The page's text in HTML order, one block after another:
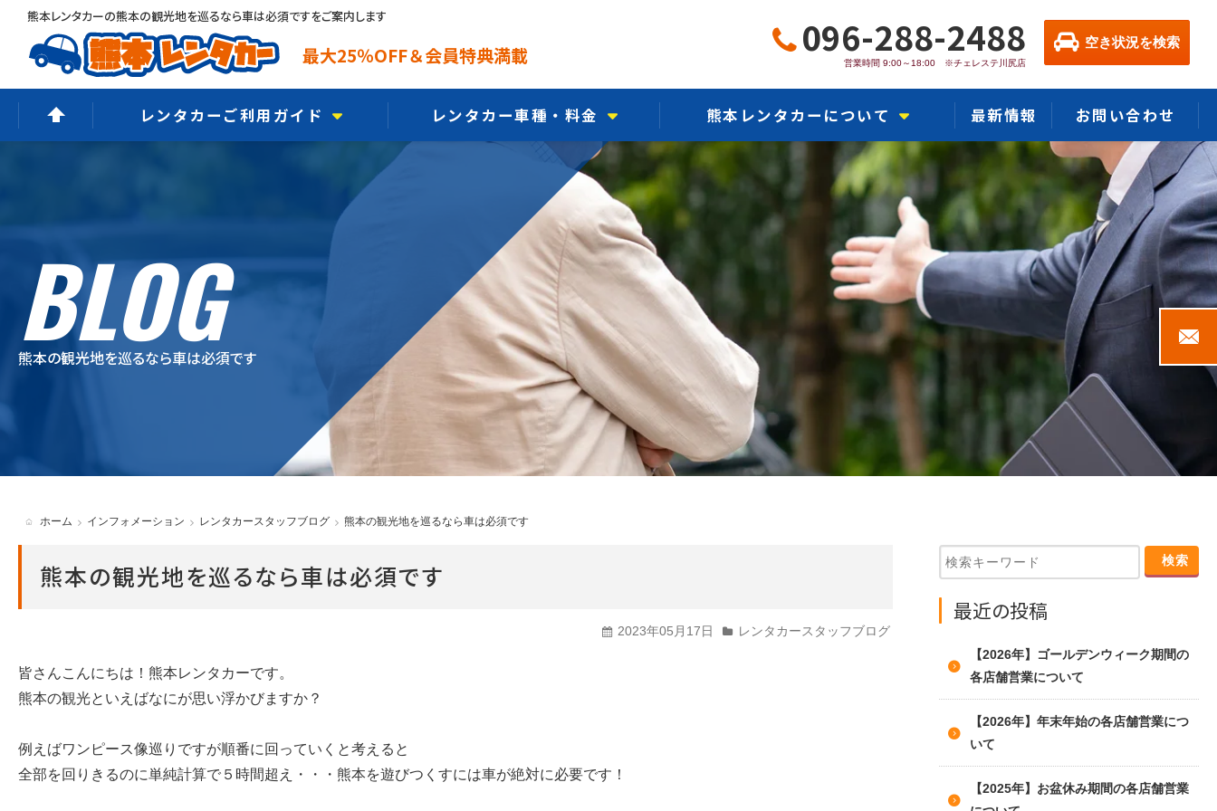
熊本レンタカーの熊本の観光地を巡るなら車は必須ですをご案内します
最大25％OFF＆会員特典満載 096-288-2488
営業時間 9:00～18:00 ※チェレステ川尻店
空き状況を検索
レンタカーご利用ガイド
オプションメニュー
ご利用規約
レンタカー車種・料金
軽自動車から選ぶ
コンパクトカーから選ぶ
乗用車から選ぶ
エコカーから選ぶ
ミニバンから選ぶ
SUV・クロカンから選ぶ
輸入車・高級車から選ぶ
バン・トラックから選ぶ
福祉車両から選ぶ
熊本レンタカーについて
熊本レンタカー川尻店
熊本レンタカー熊本インター店
熊本レンタカー熊本浜線店
CMギャラリー
最新情報 お問い合わせ
BLOG
熊本の観光地を巡るなら車は必須です
ホーム インフォメーション レンタカースタッフブログ 熊本の観光地を巡るなら車は必須です
熊本の観光地を巡るなら車は必須です
2023年05月17日 レンタカースタッフブログ
皆さんこんにちは！熊本レンタカーです。
熊本の観光といえばなにが思い浮かびますか？
例えばワンピース像巡りですが順番に回っていくと考えると
全部を回りきるのに単純計算で５時間超え・・・熊本を遊びつくすには車が絶対に必要です！
最近の投稿
【2026年】ゴールデンウィーク期間の
各店舗営業について
【2026年】年末年始の各店舗営業につ
いて
【2025年】お盆休み期間の各店舗営業